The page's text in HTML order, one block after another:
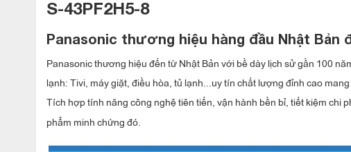
S-43PF2H5-8
Panasonic thương hiệu hàng đầu Nhật
Panasonic thương hiệu đến từ Nhật Bản với bề dày lịch sử gần 100
lạnh: Tivi, máy giặt, điều hòa, tủ lạnh...uy tín chất lượng đỉnh cao
Tích hợp tính năng công nghệ tiên tiến, vận hành bền bỉ, tiết kiệm chi
phẩm minh chứng đó.